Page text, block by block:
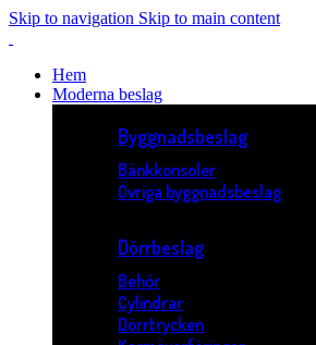
Skip to navigation Skip to main content
Hem
Moderna beslag
Byggnadsbeslag
Bänkkonsoler
Övriga byggnadsbeslag
Dörrbeslag
Behör
Cylindrar
Dörrtrycken